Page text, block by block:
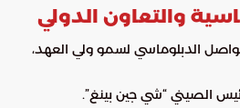
والتعاون الدولي
الدبلوماسي لسمو ولي العهد،
الصيني “شي جين بينغ”.